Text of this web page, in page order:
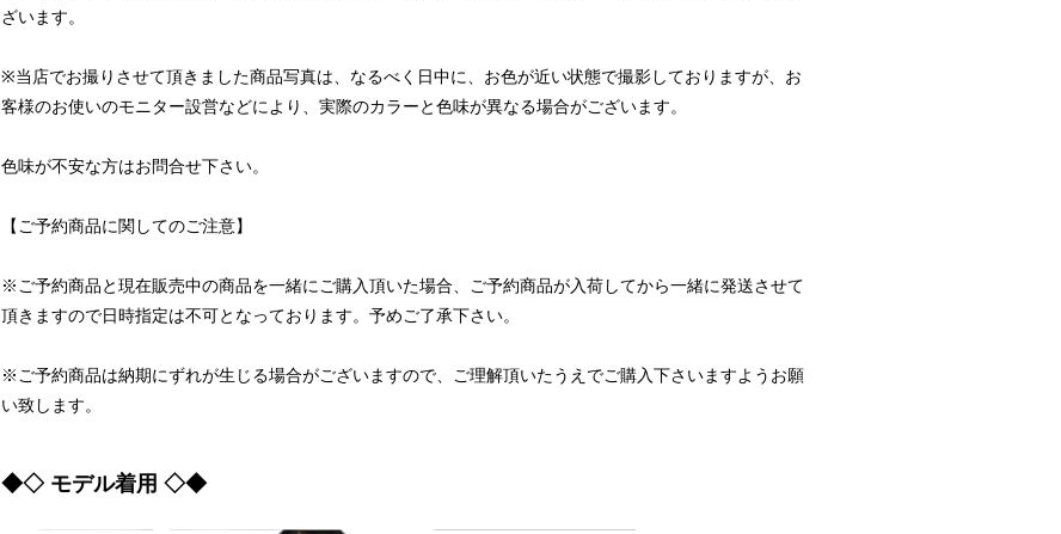
ざいます。
※当店でお撮りさせて頂きました商品写真は、なるべく日中に、お色が近い状態で撮影しておりますが、お
客様のお使いのモニター設営などにより、実際のカラーと色味が異なる場合がございます。
色味が不安な方はお問合せ下さい。
【ご予約商品に関してのご注意】
※ご予約商品と現在販売中の商品を一緒にご購入頂いた場合、ご予約商品が入荷してから一緒に発送させて
頂きますので日時指定は不可となっております。予めご了承下さい。
※ご予約商品は納期にずれが生じる場合がございますので、ご理解頂いたうえでご購入下さいますようお願
い致します。
◆◇ モデル着用 ◇◆